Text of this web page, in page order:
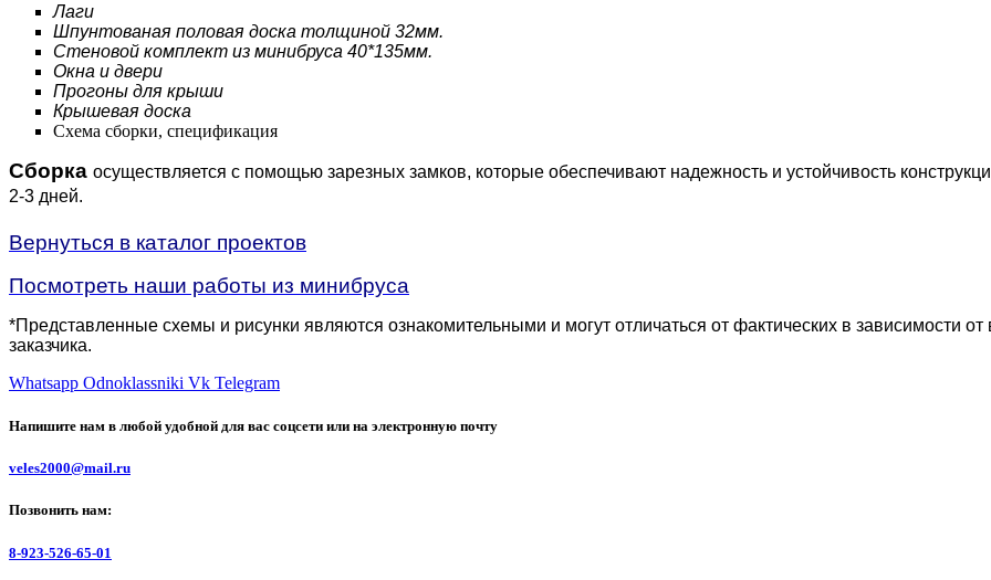
Лаги
Шпунтованая половая доска толщиной 32мм.
Стеновой комплект из минибруса 40*135мм.
Окна и двери
Прогоны для крыши
Крышевая доска
Схема сборки, спецификация
Сборка осуществляется с помощью зарезных замков, которые обеспечивают надежность и устойчивость
2-3 дней.
Вернуться в каталог проектов
Посмотреть наши работы из минибруса
*Представленные схемы и рисунки являются ознакомительными и могут отличаться от фактических в зависимости
заказчика.
Whatsapp Odnoklassniki Vk Telegram
Напишите нам в любой удобной для вас соцсети или на электронную почту
veles2000@mail.ru
Позвонить нам:
8-923-526-65-01